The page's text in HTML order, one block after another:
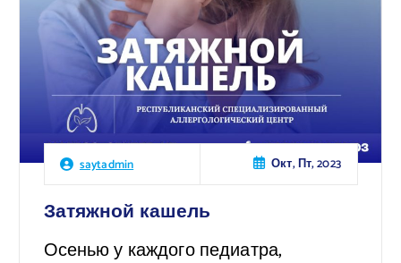
saytadmin Окт, Пт, 2023
Затяжной кашель
Осенью у каждого педиатра,